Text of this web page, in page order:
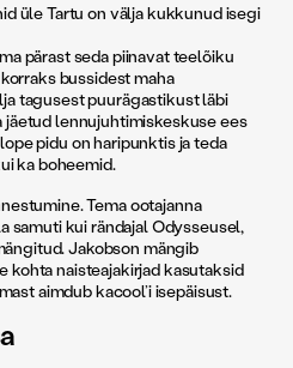
üle Tartu on välja kukkunud isegi
pärast seda piinavat teelõiku
bussidest maha
tagusest puurägastikust läbi
lennujuhtimiskeskuse ees
pidu on haripunktis ja teda
ka boheemid.
Tema ootajanna
samuti kui rändajal Odysseusel,
Jakobson mängib
kohta naisteajakirjad kasutaksid
aimdub kacool’i isepäisust.